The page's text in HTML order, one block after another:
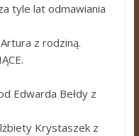
tyle lat odmawiania
z rodziną.
Edwarda Bełdy z
Krystaszek z